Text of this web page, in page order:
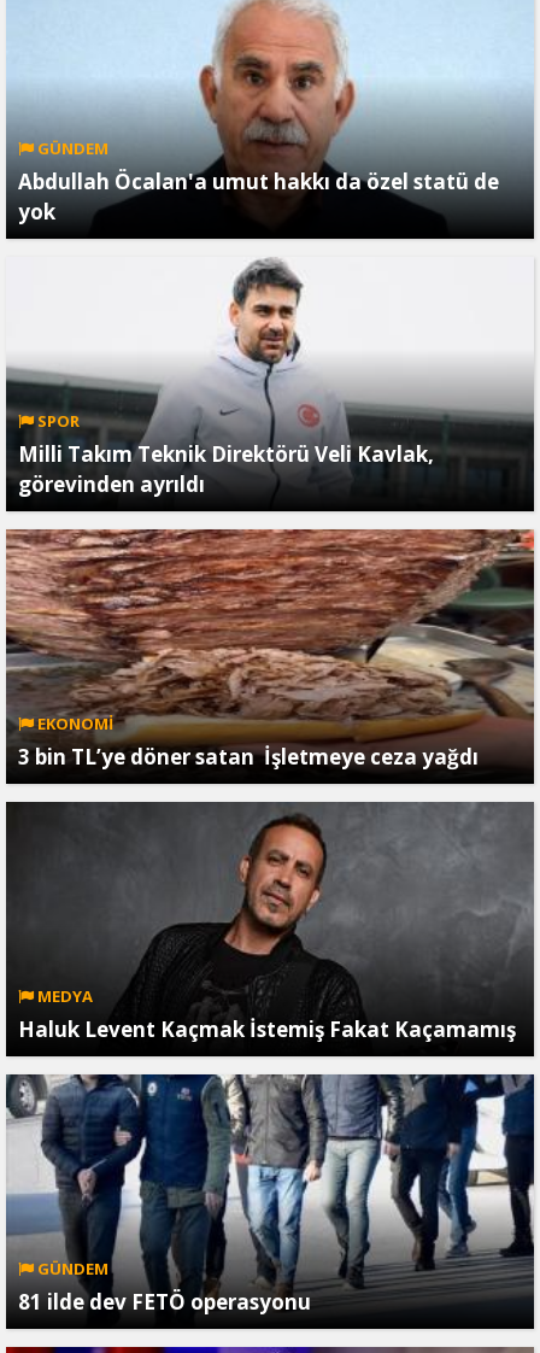
GÜNDEM
Abdullah Öcalan'a umut hakkı da özel statü de
yok
SPOR
Milli Takım Teknik Direktörü Veli Kavlak,
görevinden ayrıldı
EKONOMİ
3 bin TL’ye döner satan İşletmeye ceza yağdı
MEDYA
Haluk Levent Kaçmak İstemiş Fakat Kaçamamış
GÜNDEM
81 ilde dev FETÖ operasyonu